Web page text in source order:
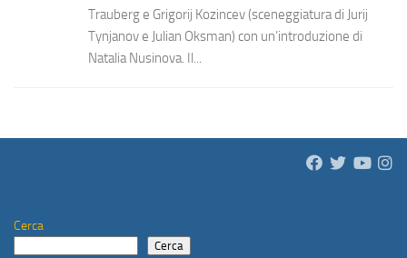
Trauberg e Grigorij Kozincev (sceneggiatura di Jurij
Tynjanov e Julian Oksman) con un’introduzione di
Natalia Nusinova. Il...
Cerca
Cerca